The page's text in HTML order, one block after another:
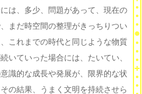
は、多少、問題があって、現在の
まだ時空間の整理がきっちりつい
これまでの時代と同じような物質
いていった場合には、たいてい、
識的な成長や発展が、限界的な状
の結果、うまく文明を持続させら